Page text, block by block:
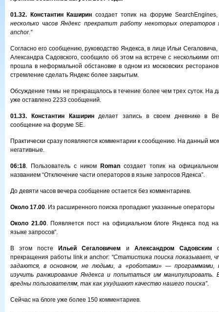
01.32. Константин Каширин создает топик на форуме
несколько часов Яндекс прекратит работу некоторых операторов
anchor.”
Согласно его сообщению, руководство Яндекса, в лице Ильи
Александра Садовского, сообщило об этом на встрече с несколькими
прошла в неформальной обстановке в одном из московских
стремление сделать Яндекс более закрытым.
Обсуждение темы не прекращалось в течение более чем трех суток. На
уже оставлено 2233 сообщений.
01.33. Константин Каширинделает запись в своем дневнике в
сообщение на форуме SE.
Практически сразу появляются комментарии к сообщению. На данный
негативные.
06:18. Пользователь с ником Roman создает топик на
названием “Отключение части операторов в языке запросов Ядекса”.
До девяти часов вечера сообщение остается без комментариев.
Около 17.00. Из расширенного поиска пропадают указанные операторы
Около 21.00. Появляется пост на официальном блоге Яндекса под
языке запросов”.
В этом посте Ильей Сегаловичем и Александром Садовским
прекращения работы link и anchor: “Статистика поиска показывает,
задаются, в основном, не людьми, а «роботами» — программами,
изучить ранжирование Яндекса и попытаться им манипулировать.
вредны пользователям, так как ухудшают качество нашего поиска”.
Сейчас на блоге уже более 150 комментариев.